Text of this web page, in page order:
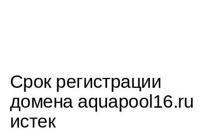
Срок регистрации
домена aquapool16.ru
истек